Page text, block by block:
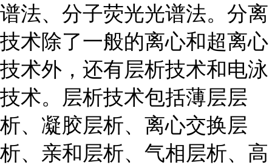
谱法、分子荧光光谱法。分离
技术除了一般的离心和超离心
技术外，还有层析技术和电泳
技术。层析技术包括薄层层
析、凝胶层析、离心交换层
析、亲和层析、气相层析、高